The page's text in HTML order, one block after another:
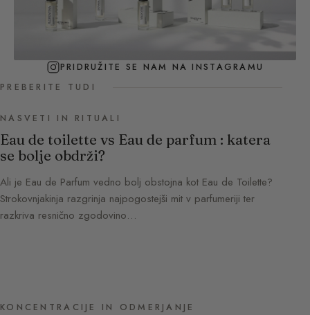
PRIDRUŽITE SE NAM NA INSTAGRAMU
PREBERITE TUDI
NASVETI IN RITUALI
Eau de toilette vs Eau de parfum : katera
se bolje obdrži?
Ali je Eau de Parfum vedno bolj obstojna kot Eau de Toilette?
Strokovnjakinja razgrinja najpogostejši mit v parfumeriji ter
razkriva resnično zgodovino…
KONCENTRACIJE IN ODMERJANJE